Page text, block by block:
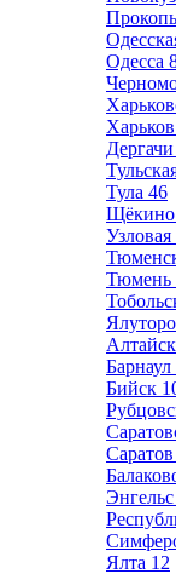
Одесса
Харьков
Дергачи
Тула 46
Щёкино
Узловая
Тюмень
Барнаул
Бийск
Саратов
Энгельс
Ялта 12